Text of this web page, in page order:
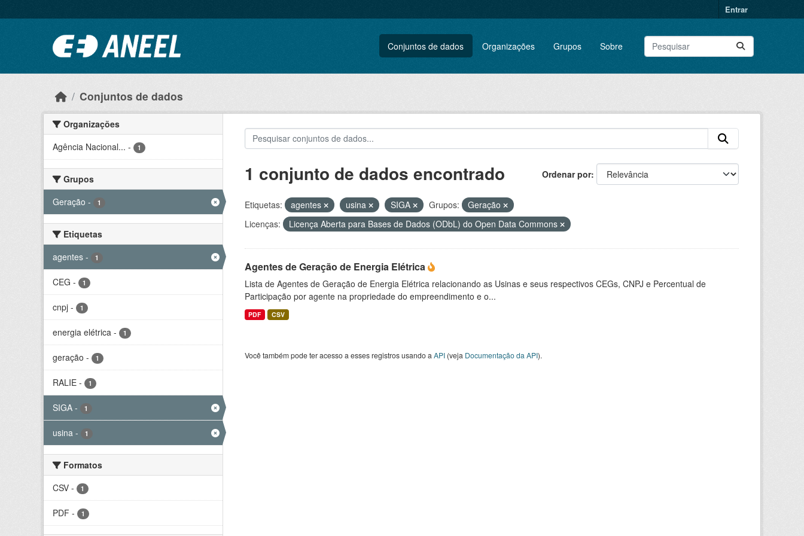
Entrar
Conjuntos de dados Organizações Grupos Sobre
Conjuntos de dados
Organizações
Agência Nacional... - 1
Grupos
Geração - 1
Etiquetas
agentes - 1
CEG - 1
cnpj - 1
energia elétrica - 1
geração - 1
RALIE - 1
SIGA - 1
usina - 1
Formatos
CSV - 1
PDF - 1
Ordenar por
1 conjunto de dados encontrado
Etiquetas: agentes usina SIGA Grupos:
Geração
Licenças:
Licença Aberta para Bases de Dados (ODbL) do Open Data Commons
Agentes de Geração de Energia Elétrica
Lista de Agentes de Geração de Energia Elétrica relacionando as Usinas e seus respectivos CEGs, CNPJ e Percentual de
Participação por agente na propriedade do empreendimento e o...
PDF CSV
Você também pode ter acesso a esses registros usando a API(veja Documentação da API).